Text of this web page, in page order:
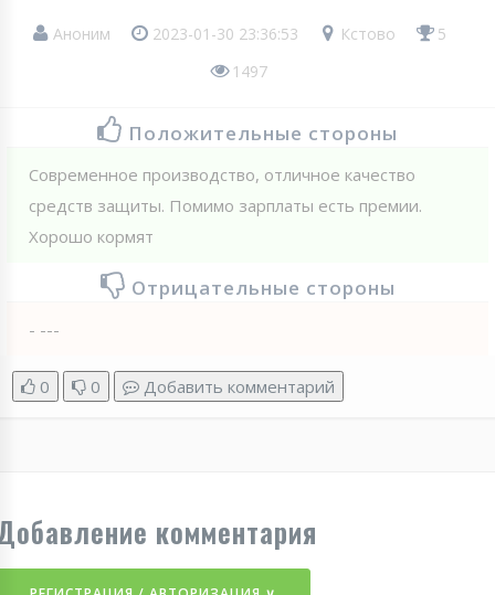
Аноним 2023-01-30 23:36:53 Кстово
5
1497
Положительные стороны
Современное производство, отличное качество
средств защиты. Помимо зарплаты есть премии.
Хорошо кормят
Отрицательные стороны
- ---
0 0 Добавить комментарий
комментария